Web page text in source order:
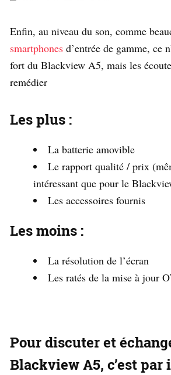
Enfin, au niveau du son, comme
smartphones d’entrée de gamme, ce
fort du Blackview A5, mais les
remédier
Les plus :
La batterie amovible
Le rapport qualité / prix
intéressant que pour le
Les accessoires fournis
Les moins :
La résolution de l’écran
Les ratés de la mise à jour
Pour discuter et
Blackview A5, c’est par